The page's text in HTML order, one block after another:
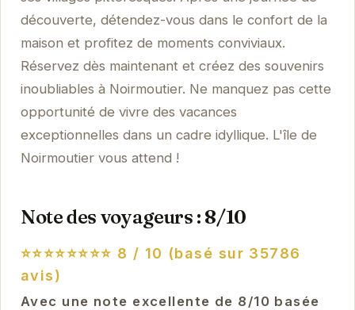
découverte, détendez-vous dans le confort de la
maison et profitez de moments conviviaux.
Réservez dès maintenant et créez des souvenirs
inoubliables à Noirmoutier. Ne manquez pas cette
opportunité de vivre des vacances
exceptionnelles dans un cadre idyllique. L'île de
Noirmoutier vous attend !
Note des voyageurs : 8/10
⭐⭐⭐⭐⭐⭐⭐⭐ 8 / 10 (basé sur 35786
avis)
Avec une note excellente de 8/10 basée